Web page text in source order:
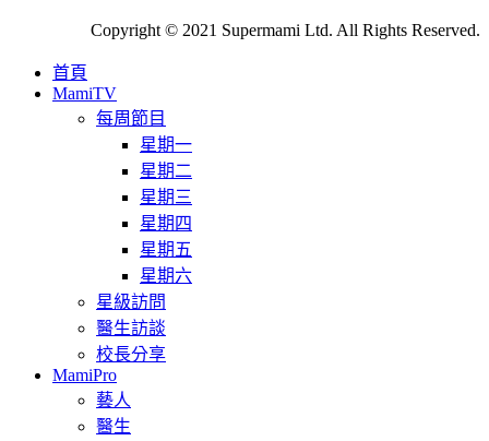
Copyright © 2021 Supermami Ltd. All Rights Reserved.
首頁
MamiTV
每周節目
星期一
星期二
星期三
星期四
星期五
星期六
星級訪問
醫生訪談
校長分享
MamiPro
藝人
醫生